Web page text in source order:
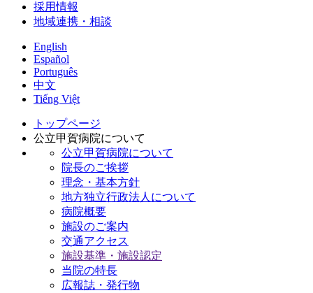
採用情報
地域連携・相談
English
Español
Português
中文
Tiếng Việt
トップページ
公立甲賀病院について
公立甲賀病院について
院長のご挨拶
理念・基本方針
地方独立行政法人について
病院概要
施設のご案内
交通アクセス
施設基準・施設認定
当院の特長
広報誌・発行物